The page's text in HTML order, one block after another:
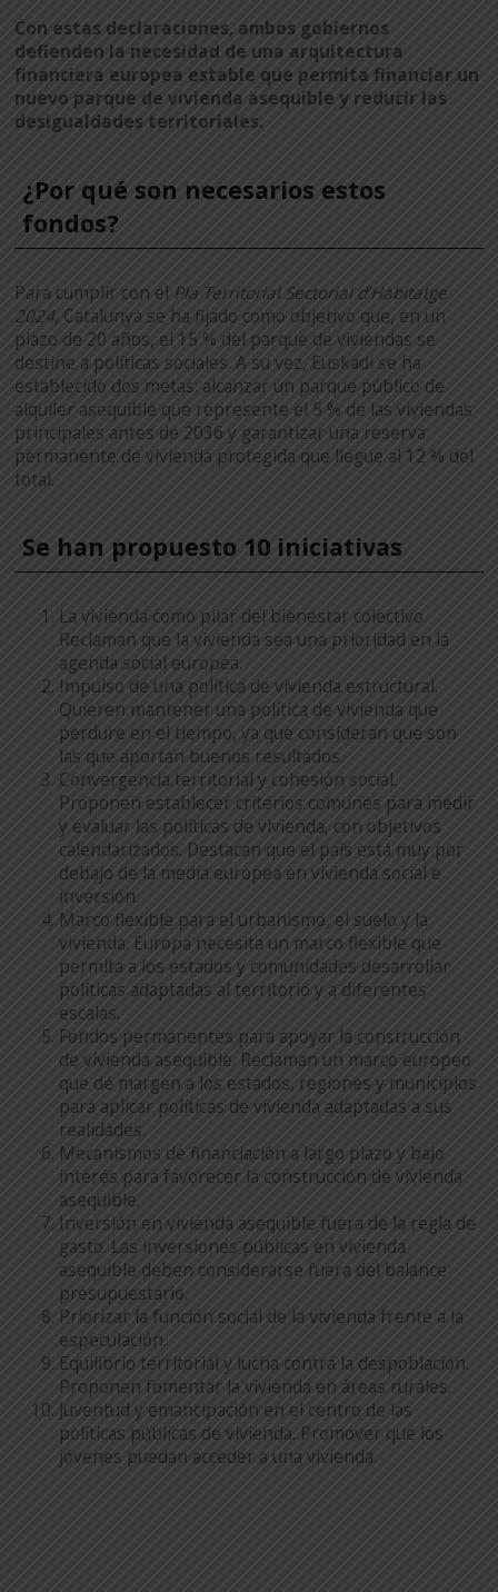
Con estas declaraciones, ambos gobiernos
defienden la necesidad de una arquitectura
financiera europea estable que permita financiar un
nuevo parque de vivienda asequible y reducir las
desigualdades territoriales.
¿Por qué son necesarios estos
fondos?
Para cumplir con el Pla Territorial Sectorial d’Habitatge
2024, Catalunya se ha fijado como objetivo que, en un
plazo de 20 años, el 15 % del parque de viviendas se
destine a políticas sociales. A su vez, Euskadi se ha
establecido dos metas: alcanzar un parque público de
alquiler asequible que represente el 5 % de las viviendas
principales antes de 2036 y garantizar una reserva
permanente de vivienda protegida que llegue al 12 % del
total.
Se han propuesto 10 iniciativas
La vivienda como pilar del bienestar colectivo.
Reclaman que la vivienda sea una prioridad en la
agenda social europea.
Impulso de una política de vivienda estructural.
Quieren mantener una política de vivienda que
perdure en el tiempo, ya que consideran que son
las que aportan buenos resultados.
Convergencia territorial y cohesión social.
Proponen establecer criterios comunes para medir
y evaluar las políticas de vivienda, con objetivos
calendarizados. Destacan que el país está muy por
debajo de la media europea en vivienda social e
inversión.
Marco flexible para el urbanismo, el suelo y la
vivienda. Europa necesita un marco flexible que
permita a los estados y comunidades desarrollar
políticas adaptadas al territorio y a diferentes
escalas.
Fondos permanentes para apoyar la construcción
de vivienda asequible. Reclaman un marco europeo
que dé margen a los estados, regiones y municipios
para aplicar políticas de vivienda adaptadas a sus
realidades.
Mecanismos de financiación a largo plazo y bajo
interés para favorecer la construcción de vivienda
asequible.
Inversión en vivienda asequible fuera de la regla de
gasto. Las inversiones públicas en vivienda
asequible deben considerarse fuera del balance
presupuestario.
Priorizar la función social de la vivienda frente a la
especulación.
Equilibrio territorial y lucha contra la despoblación.
Proponen fomentar la vivienda en áreas rurales.
Juventud y emancipación en el centro de las
políticas públicas de vivienda. Promover que los
jóvenes puedan acceder a una vivienda.